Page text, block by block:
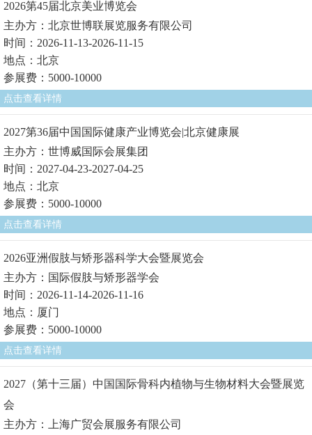
2026第45届北京美业博览会
主办方：北京世博联展览服务有限公司
时间：2026-11-13-2026-11-15
地点：北京
参展费：5000-10000
点击查看详情
2027第36届中国国际健康产业博览会|北京健康展
主办方：世博威国际会展集团
时间：2027-04-23-2027-04-25
地点：北京
参展费：5000-10000
点击查看详情
2026亚洲假肢与矫形器科学大会暨展览会
主办方：国际假肢与矫形器学会
时间：2026-11-14-2026-11-16
地点：厦门
参展费：5000-10000
点击查看详情
2027（第十三届）中国国际骨科内植物与生物材料大会暨展览
会
主办方：上海广贸会展服务有限公司